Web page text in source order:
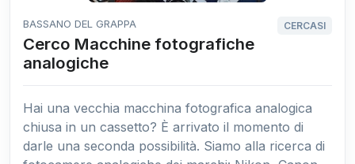
BASSANO DEL GRAPPA CERCASI
Cerco Macchine fotografiche
analogiche
Hai una vecchia macchina fotografica analogica
chiusa in un cassetto? È arrivato il momento di
darle una seconda possibilità. Siamo alla ricerca di